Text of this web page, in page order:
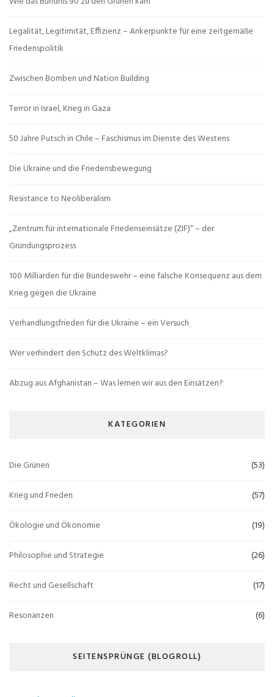
Legalität, Legitimität, Effizienz – Ankerpunkte für eine zeitgemäße
Friedenspolitik
Zwischen Bomben und Nation Building
Terror in Israel, Krieg in Gaza
50 Jahre Putsch in Chile – Faschismus im Dienste des Westens
Die Ukraine und die Friedensbewegung
Resistance to Neoliberalism
„Zentrum für internationale Friedenseinsätze (ZIF)“ – der
Gründungsprozess
100 Milliarden für die Bundeswehr – eine falsche Konsequenz aus dem
Krieg gegen die Ukraine
Verhandlungsfrieden für die Ukraine – ein Versuch
Wer verhindert den Schutz des Weltklimas?
Abzug aus Afghanistan – Was lernen wir aus den Einsätzen?
KATEGORIEN
Die Grünen (53)
Krieg und Frieden (57)
Ökologie und Ökonomie (19)
Philosophie und Strategie (26)
Recht und Gesellschaft (17)
Resonanzen (6)
SEITENSPRÜNGE (BLOGROLL)